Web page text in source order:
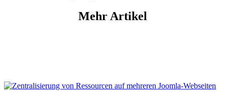
Mehr Artikel